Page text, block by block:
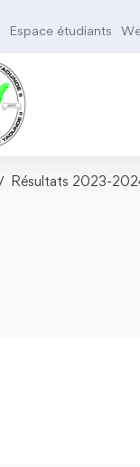
Espace étudiants
Résultats 2023-